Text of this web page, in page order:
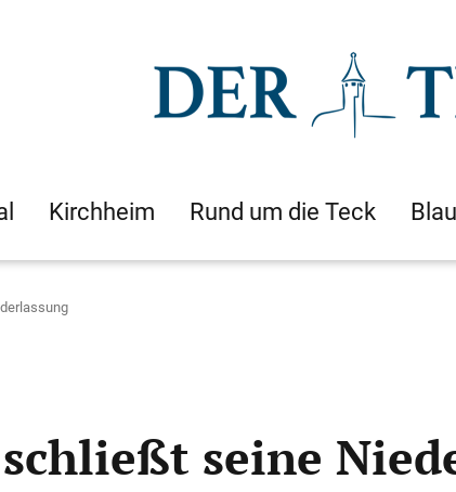
Kirchheim Rund um die Teck
seine